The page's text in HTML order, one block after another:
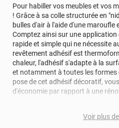
Pour habiller vos meubles et vos
! Grâce à sa colle structurée en
bulles d'air à l'aide d'une
Comptez ainsi sur une
rapide et simple qui ne nécessite
revêtement adhésif est
chaleur, l'adhésif s'adapte à la
et notamment à toutes les formes
pose de cet adhésif décoratif,
d'économie par rapport à une
Pour donner une seconde
comptez sur ce vinyl de haute
Voir plus